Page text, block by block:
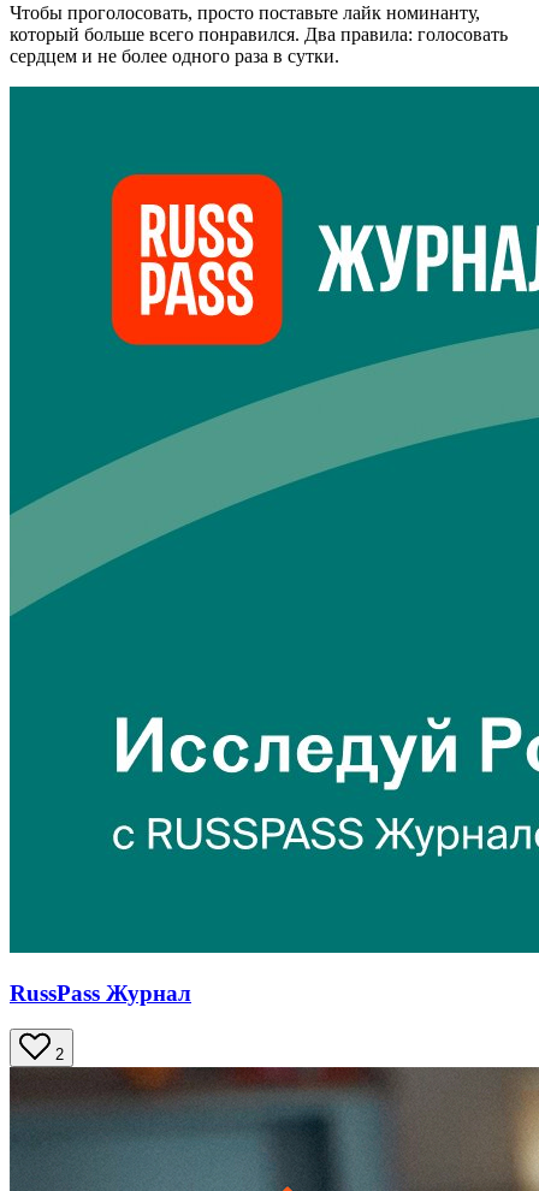
Чтобы проголосовать, просто поставьте лайк номинанту,
который больше всего понравился. Два правила: голосовать
сердцем и не более одного раза в сутки.
RussPass Журнал
2